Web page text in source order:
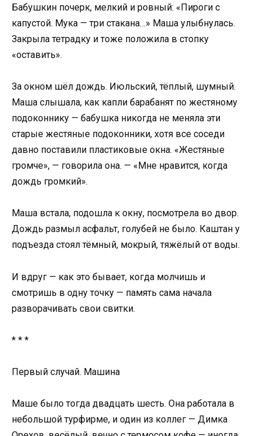
Бабушкин почерк, мелкий и ровный: «Пироги с
капустой. Мука — три стакана…» Маша улыбнулась.
Закрыла тетрадку и тоже положила в стопку
«оставить».
За окном шёл дождь. Июльский, тёплый, шумный.
Маша слышала, как капли барабанят по жестяному
подоконнику — бабушка никогда не меняла эти
старые жестяные подоконники, хотя все соседи
давно поставили пластиковые окна. «Жестяные
громче», — говорила она. — «Мне нравится, когда
дождь громкий».
Маша встала, подошла к окну, посмотрела во двор.
Дождь размыл асфальт, голубей не было. Каштан у
подъезда стоял тёмный, мокрый, тяжёлый от воды.
И вдруг — как это бывает, когда молчишь и
смотришь в одну точку — память сама начала
разворачивать свои свитки.
* * *
Первый случай. Машина
Маше было тогда двадцать шесть. Она работала в
небольшой турфирме, и один из коллег — Димка